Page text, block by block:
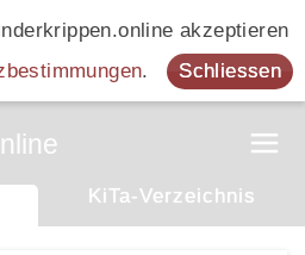
akzeptieren
. Schliessen
KiTa-Verzeichnis